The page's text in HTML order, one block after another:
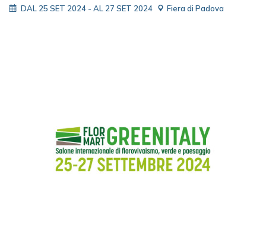
DAL 25 SET 2024 - AL 27 SET 2024 Fiera di Padova